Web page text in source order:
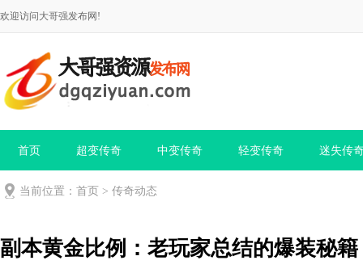
欢迎访问大哥强发布网!
首页 超变传奇 中变传奇 轻变传奇 迷失传
当前位置： 首页 > 传奇动态
副本黄金比例：老玩家总结的爆装秘